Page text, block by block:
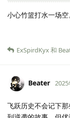
小心竹篮打水一场空
ExSpirdKyx和
Beater
飞跃历史不会记下